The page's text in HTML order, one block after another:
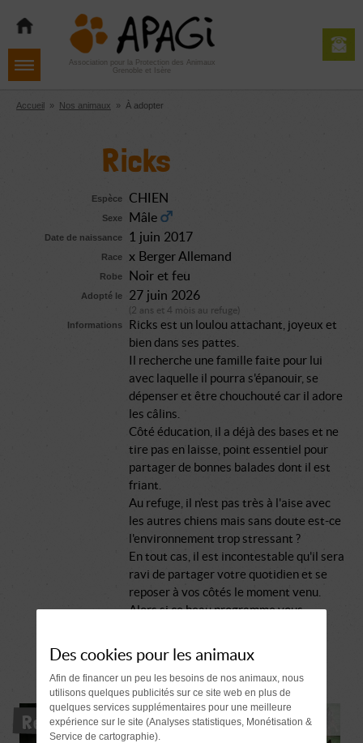
navigation
contenu
Aller
pied
de
Association pour la Protection des Animaux
Grenoble et Isère
Accueil » Nos animaux » À adopter
Ricks
Espèce CHIEN
Sexe Mâle
Date de naissance 1 juin 2017
Race x Berger Allemand
Robe Noir et feu
Adopté le 27 juin 2026
(2 ans et 4 mois au refuge)
Informations
Ricks est un loulou attachant, joyeux et
bien dans ses pattes.
Il recherche une famille faite pour lui
avec laquelle il pourra s'épanouir, se
dépenser et être chouchouté car il adore
les câlins.
Côté éducation, il a déjà des bases et ne
tire pas en laisse, point essentiel pour
partager de bonnes balades dont il est
friant.
Au refuge, il n'est pas très à l'aise avec
les autres chiens mais sans doute est-ce
l'environnement trop stressant ?
En tout cas, il est incontestable qu'il sera
ravi de partager votre quotidien et se
reposer à vos côtés le moment venu.
Alors si ce beau programme vous
touchant, il vaut le détour.
Réservé
Des cookies pour les animaux
Afin de financer un peu les besoins de nos animaux, nous
utilisons quelques publicités sur ce site web en plus de
quelques services supplémentaires pour une meilleure
expérience sur le site (Analyses statistiques, Monétisation &
Service de cartographie).